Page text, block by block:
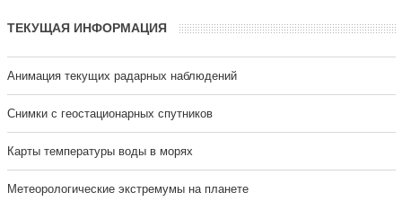
ТЕКУЩАЯ ИНФОРМАЦИЯ
Анимация текущих радарных наблюдений
Cнимки с геостационарных спутников
Карты температуры воды в морях
Метеорологические экстремумы на планете